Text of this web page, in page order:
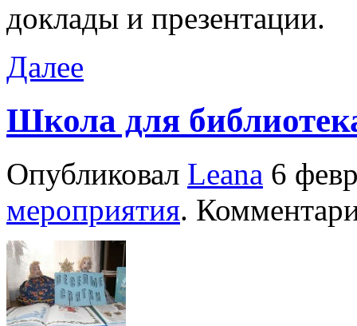
доклады и презентации.
Далее
Школа для
Опубликовал Leana 6
мероприятия.